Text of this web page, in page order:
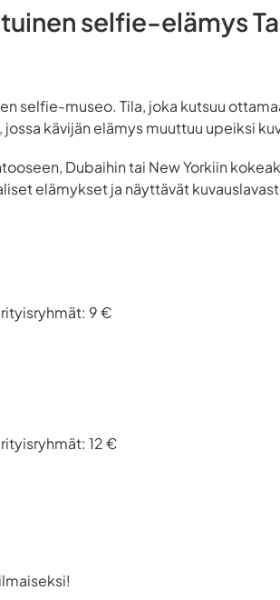
selfie-elämys
selfie-museo. Tila, joka kutsuu
kävijän elämys muuttuu upeiksi
Dubaihin tai New Yorkiin
elämykset ja näyttävät
9 €
12 €